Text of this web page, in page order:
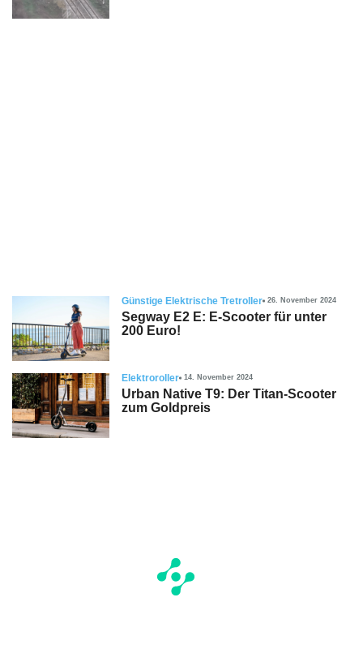
Günstige Elektrische Tretroller 26. November 2024
Segway E2 E: E-Scooter für unter
200 Euro!
Elektroroller 14. November 2024
Urban Native T9: Der Titan-Scooter
zum Goldpreis